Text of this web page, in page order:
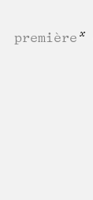
première